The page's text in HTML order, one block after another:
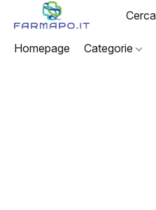
Homepage Categorie